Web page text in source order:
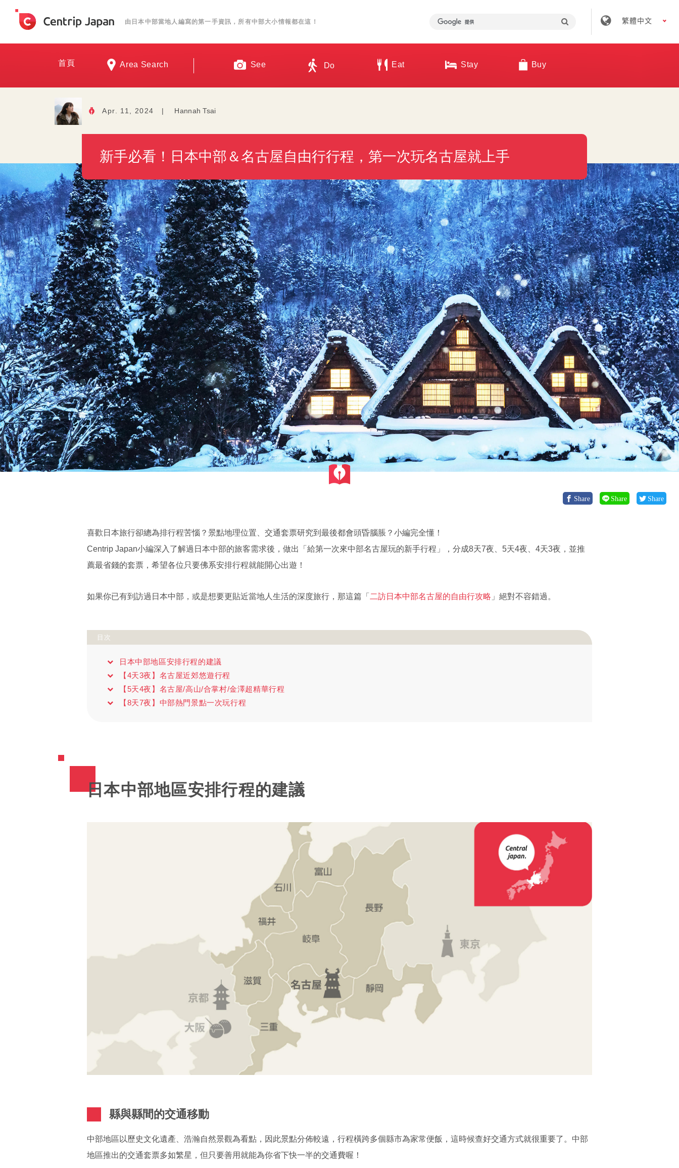
由日本中部當地人編寫的第一手資訊，所有中部大小情報都在這！ 繁體中文
首頁 Area Search See Do Eat Stay Buy
Apr. 11, 2024 | Hannah Tsai
新手必看！日本中部＆名古屋自由行行程，第一次玩名古屋就上手
Share Share Share
喜歡日本旅行卻總為排行程苦惱？景點地理位置、交通套票研究到最後都會頭昏腦脹？小編完全懂！
Centrip Japan小編深入了解過日本中部的旅客需求後，做出「給第一次來中部名古屋玩的新手行程」，分成8天7夜、5天4夜、4天3夜，並推
薦最省錢的套票，希望各位只要佛系安排行程就能開心出遊！
如果你已有到訪過日本中部，或是想要更貼近當地人生活的深度旅行，那這篇「 二訪日本中部名古屋的自由行攻略 」絕對不容錯過。
目次
日本中部地區安排行程的建議
【4天3夜】名古屋近郊悠遊行程
【5天4夜】名古屋/高山/合掌村/金澤超精華行程
【8天7夜】中部熱門景點一次玩行程
日本中部地區安排行程的建議
縣與縣間的交通移動
中部地區以歷史文化遺產、浩瀚自然景觀為看點，因此景點分佈較遠，行程橫跨多個縣市為家常便飯，這時候查好交通方式就很重要了。中部
地區推出的交通套票多如繁星，但只要善用就能為你省下快一半的交通費喔！